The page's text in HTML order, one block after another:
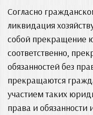
Согласно
ликвидация
собой прекращение
соответственно,
обязанностей без
прекращаются
участием таких
права и обязанности